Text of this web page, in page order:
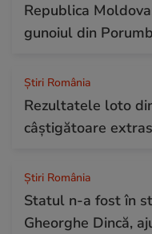
Republica
gunoiul din
Știri România
Rezultatele loto
câștigătoare
Știri România
Statul n-a fost în
Gheorghe Dincă,